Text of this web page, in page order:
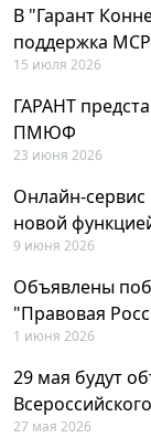
В "Гарант
поддержка MCP
15 июля 2026
ГАРАНТ
ПМЮФ
23 июня 2026
Онлайн-
новой
9 июня 2026
Объявлены
"Правовая
1 июня 2026
29 мая будут
27 мая 2026